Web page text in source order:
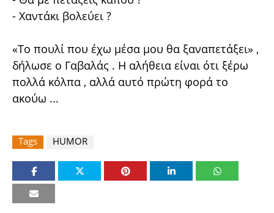
- Χαντάκι βολεύει ?
«Το πουλί που έχω μέσα μου θα ξαναπετάξει» ,
δήλωσε ο Γαβαλάς . Η αλήθεια είναι ότι ξέρω
πολλά κόλπα , αλλά αυτό πρώτη φορά το
ακούω ...
Tags HUMOR